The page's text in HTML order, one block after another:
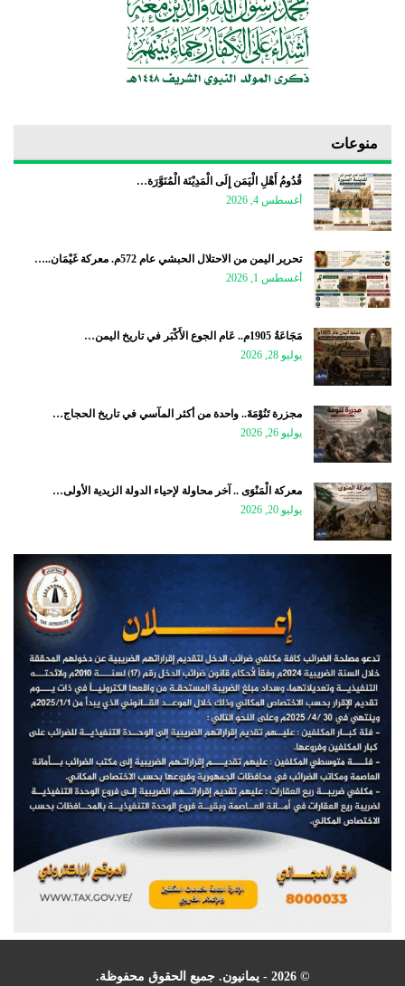
منوعات
قُدُومُ أَهْلِ الْيَمَن إِلَى الْمَدِيْنَة الْمُنَوَّرَة…
أغسطس 4, 2026
تحرير اليمن من الاحتلال الحبشي عام 572م. معركة غَيْمَان..…
أغسطس 1, 2026
مَجَاعَةُ 1905م.. عَام الجوع الأَكْبَر في تاريخ اليمن…
يوليو 28, 2026
مجزرة تَنُوْمَةَ.. واحدة من أكثر المآسي في تاريخ الحجاج…
يوليو 26, 2026
معركة الْمَنْوَى .. آخر محاولة لإحياء الدولة الزيدية الأولى…
يوليو 20, 2026
© 2026 - يمانيون. جميع الحقوق محفوظة.